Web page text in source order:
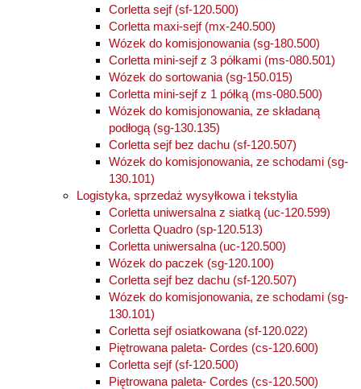
Corletta sejf (sf-120.500)
Corletta maxi-sejf (mx-240.500)
Wózek do komisjonowania (sg-180.500)
Corletta mini-sejf z 3 półkami (ms-080.501)
Wózek do sortowania (sg-150.015)
Corletta mini-sejf z 1 półką (ms-080.500)
Wózek do komisjonowania, ze składaną
podłogą (sg-130.135)
Corletta sejf bez dachu (sf-120.507)
Wózek do komisjonowania, ze schodami (sg-
130.101)
Logistyka, sprzedaż wysyłkowa i tekstylia
Corletta uniwersalna z siatką (uc-120.599)
Corletta Quadro (sp-120.513)
Corletta uniwersalna (uc-120.500)
Wózek do paczek (sg-120.100)
Corletta sejf bez dachu (sf-120.507)
Wózek do komisjonowania, ze schodami (sg-
130.101)
Corletta sejf osiatkowana (sf-120.022)
Piętrowana paleta- Cordes (cs-120.600)
Corletta sejf (sf-120.500)
Piętrowana paleta- Cordes (cs-120.500)